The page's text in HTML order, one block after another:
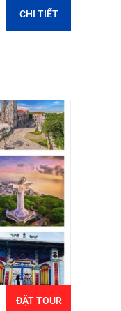
CHI TIẾT
ĐẶT TOUR